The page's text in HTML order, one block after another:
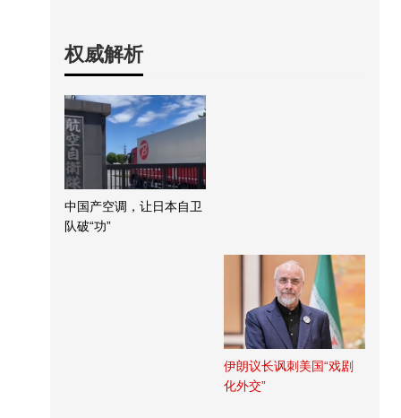
权威解析
中国产空调，让日本自卫
队破“功”
伊朗议长讽刺美国“戏剧
化外交”